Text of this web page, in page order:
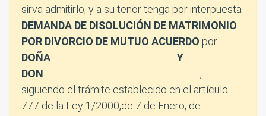
sirva admitirlo, y a su tenor tenga por interpuesta
DEMANDA DE DISOLUCIÓN DE MATRIMONIO
POR DIVORCIO DE MUTUO ACUERDO por
DOÑA
Y
DON ………………………………………………………………,
siguiendo el trámite establecido en el artículo
777 de la Ley 1/2000,de 7 de Enero, de